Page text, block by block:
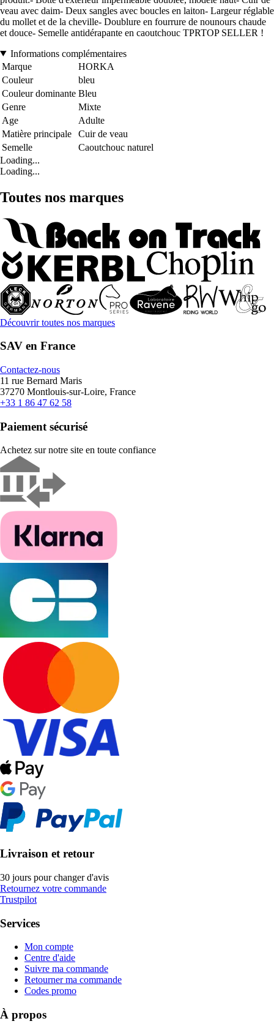
veau avec daim- Deux sangles avec boucles en laiton- Largeur réglable
du mollet et de la cheville- Doublure en fourrure de nounours chaude
et douce- Semelle antidérapante en caoutchouc TPRTOP SELLER !
Informations complémentaires
Marque
HORKA
Couleur
bleu
Couleur dominante Bleu
Genre
Mixte
Age
Adulte
Matière principale
Cuir de veau
Semelle
Caoutchouc naturel
Loading...
Loading...
Toutes nos marques
Découvrir toutes nos marques
SAV en France
Contactez-nous
11 rue Bernard Maris
37270 Montlouis-sur-Loire, France
+33 1 86 47 62 58
Paiement sécurisé
Achetez sur notre site en toute confiance
Livraison et retour
30 jours pour changer d'avis
Retournez votre commande
Trustpilot
Services
Mon compte
Centre d'aide
Suivre ma commande
Retourner ma commande
Codes promo
À propos